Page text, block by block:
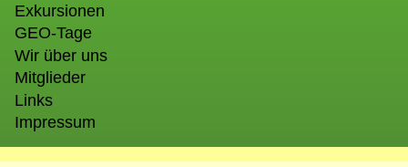
Exkursionen
GEO-Tage
Wir über uns
Mitglieder
Links
Impressum